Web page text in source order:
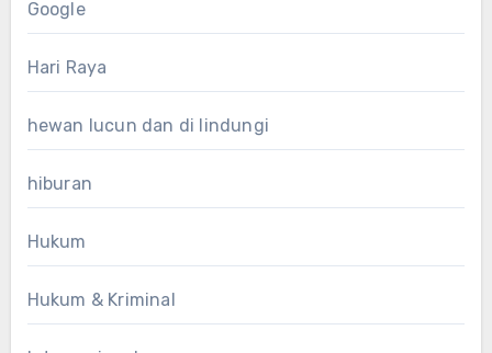
Google
Hari Raya
hewan lucun dan di lindungi
hiburan
Hukum
Hukum & Kriminal